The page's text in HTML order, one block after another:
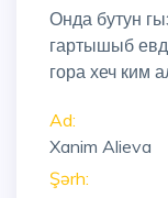
Онда бутун
гартышыб
гора хеч ким
Ad:
Xanim Alieva
Şərh: